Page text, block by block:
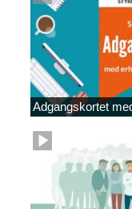
Adgangskortet